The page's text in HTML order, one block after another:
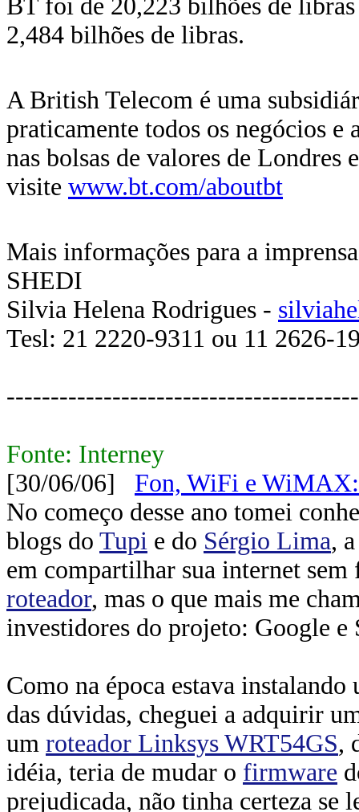
BT foi de 20,223 bilhões de
2,484 bilhões de libras.
A British Telecom é uma
praticamente todos os negócios
nas bolsas de valores de
visite www.bt.com/aboutbt
Mais informações para a
SHEDI
Silvia Helena Rodrigues -
Tesl: 21 2220-9311 ou 11 2626-
Fonte: Interney
[30/06/06] Fon, WiFi e
No começo desse ano tomei
blogs do Tupi e do Sérgio Lima,
em compartilhar sua internet
roteador, mas o que mais me
investidores do projeto: Google e
Como na época estava
das dúvidas, cheguei a adquirir
um roteador Linksys WRT54GS,
idéia, teria de mudar o firmware
prejudicada, não tinha certeza se